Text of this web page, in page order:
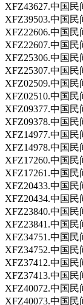
XFZ43627.中国
XFZ39503.中国
XFZ22606.中国
XFZ22607.中国
XFZ25306.中国
XFZ25307.中国
XFZ02509.中国
XFZ02510.中国
XFZ09377.中国
XFZ09378.中国
XFZ14977.中国
XFZ14978.中国
XFZ17260.中国
XFZ17261.中国
XFZ20433.中国
XFZ20434.中国
XFZ23840.中国
XFZ23841.中国
XFZ34751.中国
XFZ34752.中国
XFZ37412.中国
XFZ37413.中国
XFZ40072.中国
XFZ40073.中国